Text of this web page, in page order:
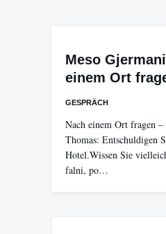
Meso
einem Ort
GESPRÄCH
Nach einem Ort fragen
Thomas: Entschuldigen
Hotel.Wissen Sie
falni, po…